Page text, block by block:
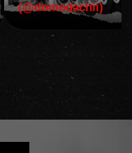
(@domodachii)